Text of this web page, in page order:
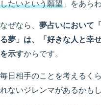
したいという願望 」をあら
なぜなら、 夢占いにおいて
る夢」は、「好きな人と幸
を示すからです。
毎日相手のことを考えるく
れないジレンマがあるかも